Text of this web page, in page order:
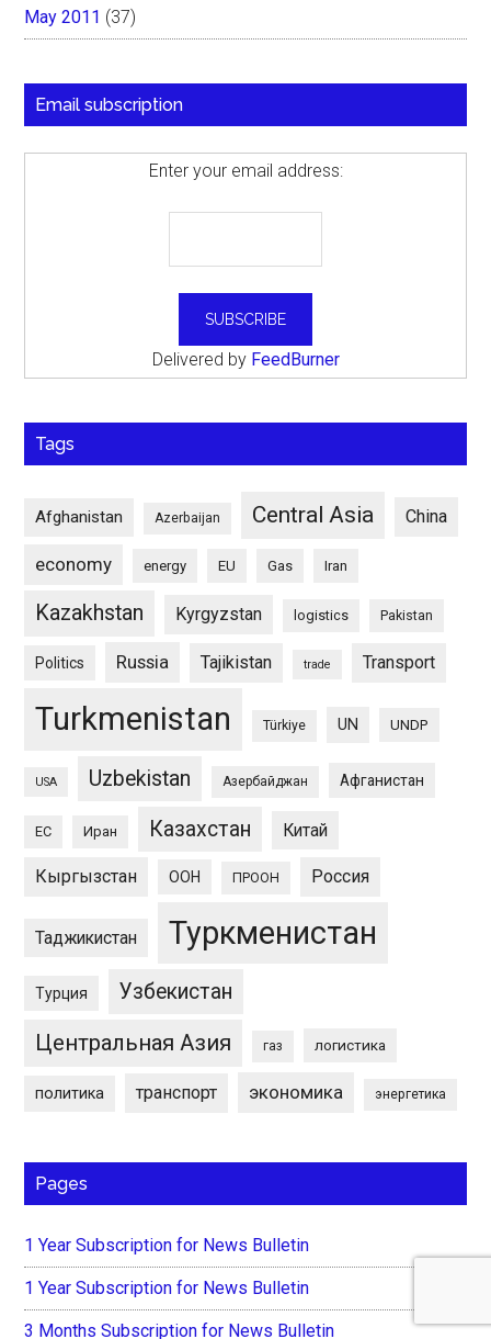
May 2011 (37)
Email subscription
Enter your email address:
Delivered by FeedBurner
Tags
Afghanistan Azerbaijan Central Asia China
economy energy EU Gas Iran
Kazakhstan Kyrgyzstan logistics Pakistan
Politics Russia Tajikistan trade Transport
Turkmenistan Türkiye UN UNDP
USA Uzbekistan Азербайджан Афганистан
ЕС Иран Казахстан Китай
Кыргызстан ООН ПРООН Россия
Таджикистан Туркменистан
Турция Узбекистан
Центральная Азия газ логистика
политика транспорт экономика энергетика
Pages
1 Year Subscription for News Bulletin
1 Year Subscription for News Bulletin
3 Months Subscription for News Bulletin